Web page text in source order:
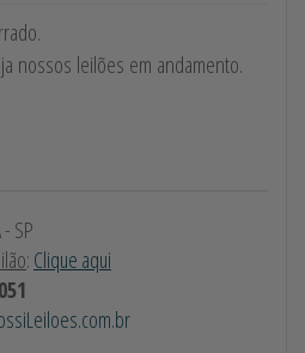
nossos leilões em andamento.
- SP
: Clique aqui